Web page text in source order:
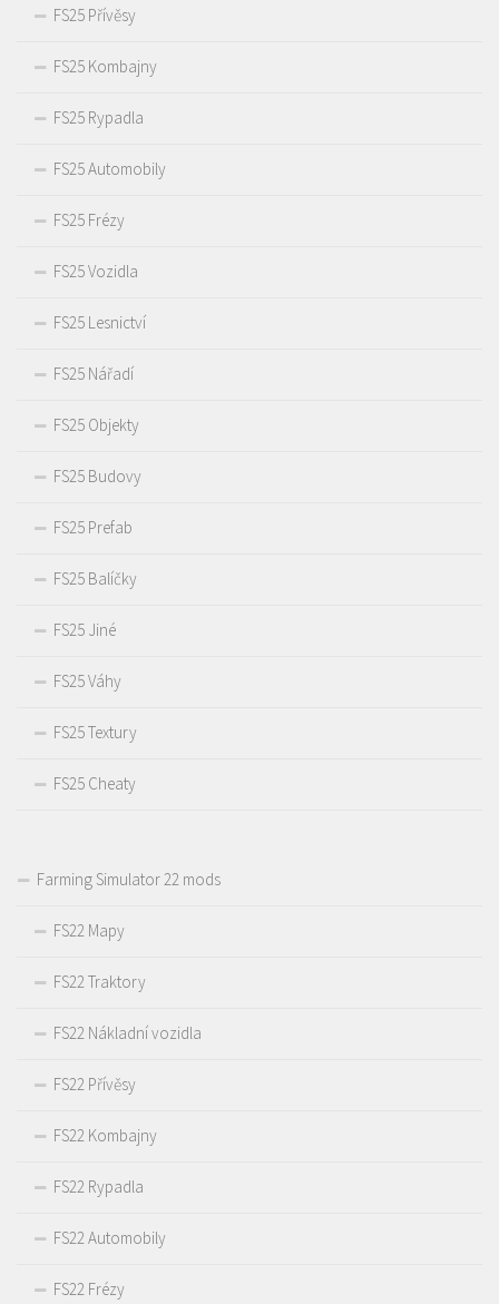
FS25 Přívěsy
FS25 Kombajny
FS25 Rypadla
FS25 Automobily
FS25 Frézy
FS25 Vozidla
FS25 Lesnictví
FS25 Nářadí
FS25 Objekty
FS25 Budovy
FS25 Prefab
FS25 Balíčky
FS25 Jiné
FS25 Váhy
FS25 Textury
FS25 Cheaty
Farming Simulator 22 mods
FS22 Mapy
FS22 Traktory
FS22 Nákladní vozidla
FS22 Přívěsy
FS22 Kombajny
FS22 Rypadla
FS22 Automobily
FS22 Frézy